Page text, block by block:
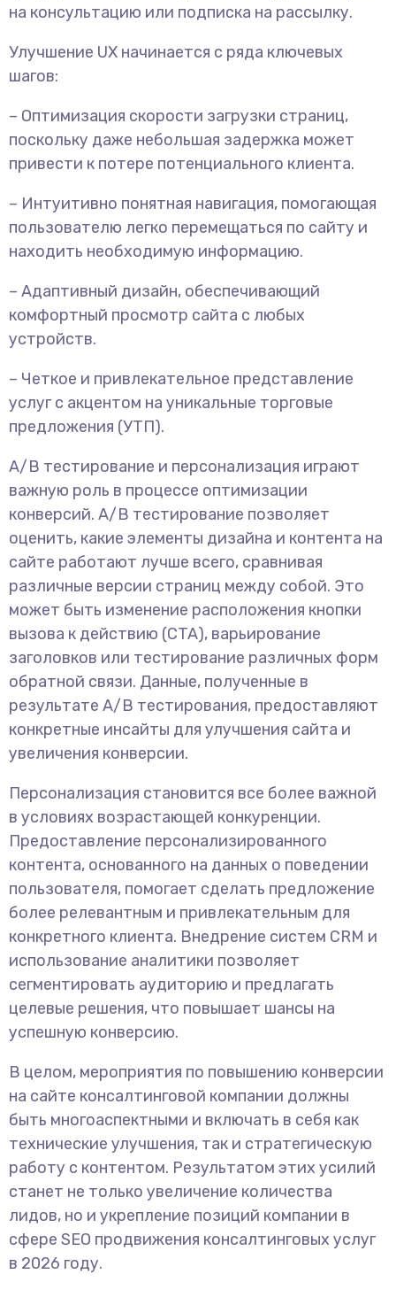
на консультацию или подписка на рассылку.
Улучшение UX начинается с ряда ключевых
шагов:
– Оптимизация скорости загрузки страниц,
поскольку даже небольшая задержка может
привести к потере потенциального клиента.
– Интуитивно понятная навигация, помогающая
пользователю легко перемещаться по сайту и
находить необходимую информацию.
– Адаптивный дизайн, обеспечивающий
комфортный просмотр сайта с любых
устройств.
– Четкое и привлекательное представление
услуг с акцентом на уникальные торговые
предложения (УТП).
A/B тестирование и персонализация играют
важную роль в процессе оптимизации
конверсий. A/B тестирование позволяет
оценить, какие элементы дизайна и контента на
сайте работают лучше всего, сравнивая
различные версии страниц между собой. Это
может быть изменение расположения кнопки
вызова к действию (CTA), варьирование
заголовков или тестирование различных форм
обратной связи. Данные, полученные в
результате A/B тестирования, предоставляют
конкретные инсайты для улучшения сайта и
увеличения конверсии.
Персонализация становится все более важной
в условиях возрастающей конкуренции.
Предоставление персонализированного
контента, основанного на данных о поведении
пользователя, помогает сделать предложение
более релевантным и привлекательным для
конкретного клиента. Внедрение систем CRM и
использование аналитики позволяет
сегментировать аудиторию и предлагать
целевые решения, что повышает шансы на
успешную конверсию.
В целом, мероприятия по повышению конверсии
на сайте консалтинговой компании должны
быть многоаспектными и включать в себя как
технические улучшения, так и стратегическую
работу с контентом. Результатом этих усилий
станет не только увеличение количества
лидов, но и укрепление позиций компании в
сфере SEO продвижения консалтинговых услуг
в 2026 году.